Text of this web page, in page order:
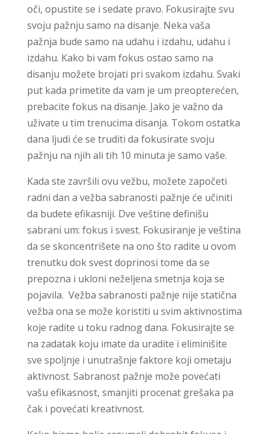
oči, opustite se i sedate pravo. Fokusirajte svu
svoju pažnju samo na disanje. Neka vaša
pažnja bude samo na udahu i izdahu, udahu i
izdahu. Kako bi vam fokus ostao samo na
disanju možete brojati pri svakom izdahu. Svaki
put kada primetite da vam je um preopterećen,
prebacite fokus na disanje. Jako je važno da
uživate u tim trenucima disanja. Tokom ostatka
dana ljudi će se truditi da fokusirate svoju
pažnju na njih ali tih 10 minuta je samo vaše.
Kada ste završili ovu vežbu, možete započeti
radni dan a vežba sabranosti pažnje će učiniti
da budete efikasniji. Dve veštine definišu
sabrani um: fokus i svest. Fokusiranje je veština
da se skoncentrišete na ono što radite u ovom
trenutku dok svest doprinosi tome da se
prepozna i ukloni neželjena smetnja koja se
pojavila. Vežba sabranosti pažnje nije statična
vežba ona se može koristiti u svim aktivnostima
koje radite u toku radnog dana. Fokusirajte se
na zadatak koju imate da uradite i eliminišite
sve spoljnje i unutrašnje faktore koji ometaju
aktivnost. Sabranost pažnje može povećati
vašu efikasnost, smanjiti procenat grešaka pa
čak i povećati kreativnost.